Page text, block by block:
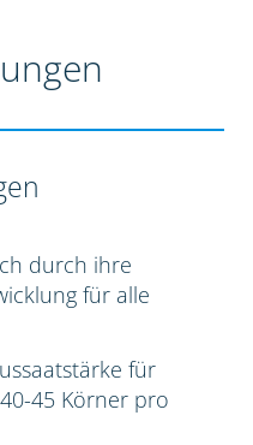
durch ihre
für alle
für
45 Körner pro